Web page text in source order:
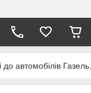
до автомобілів